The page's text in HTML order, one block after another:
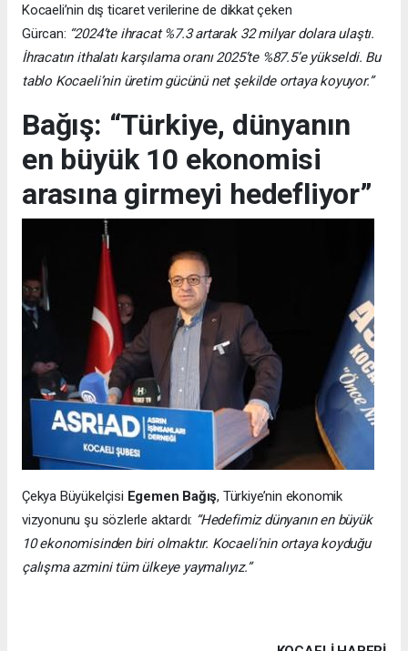
Kocaeli’nin dış ticaret verilerine de dikkat çeken
Gürcan: “2024’te ihracat %7.3 artarak 32 milyar dolara ulaştı.
İhracatın ithalatı karşılama oranı 2025’te %87.5’e yükseldi. Bu
tablo Kocaeli’nin üretim gücünü net şekilde ortaya koyuyor.”
Bağış: “Türkiye, dünyanın
en büyük 10 ekonomisi
arasına girmeyi hedefliyor”
Çekya Büyükelçisi Egemen Bağış, Türkiye’nin ekonomik
vizyonunu şu sözlerle aktardı: “Hedefimiz dünyanın en büyük
10 ekonomisinden biri olmaktır. Kocaeli’nin ortaya koyduğu
çalışma azmini tüm ülkeye yaymalıyız.”